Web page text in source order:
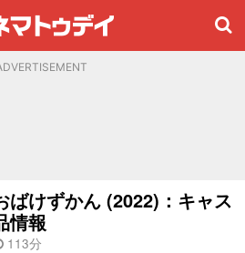
けずかん (2022)：キャス
情報
113分